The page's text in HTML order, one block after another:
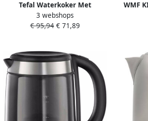
Tefal Waterkoker Met
Temperatuurinstelling Ki240d
Rvs
3 webshops
€ 95,94€ 71,89
WMF